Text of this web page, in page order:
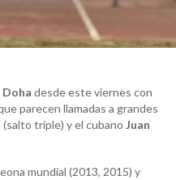
desde este viernes con
parecen llamadas a grandes
(salto triple) y el cubano Juan
mundial (2013, 2015) y